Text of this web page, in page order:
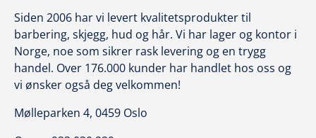
Siden 2006 har vi levert kvalitetsprodukter til
barbering, skjegg, hud og hår. Vi har lager og kontor i
Norge, noe som sikrer rask levering og en trygg
handel. Over 176.000 kunder har handlet hos oss og
vi ønsker også deg velkommen!
Mølleparken 4, 0459 Oslo